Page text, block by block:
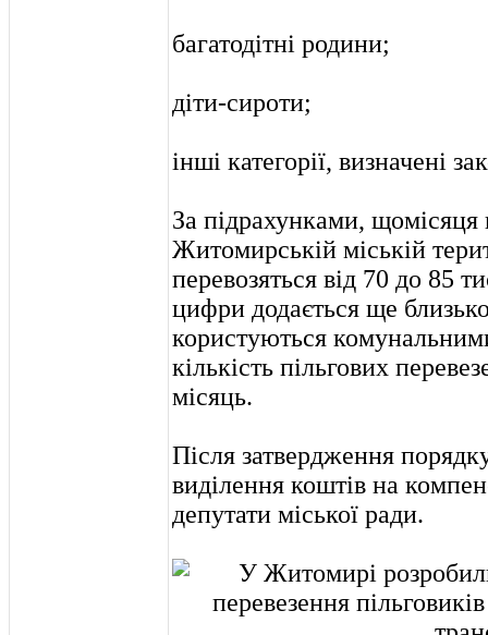
багатодітні родини;
діти-сироти;
інші категорії, визначені
За підрахунками,
Житомирській міській
перевозяться від 70 до 85
цифри додається ще
користуються
кількість пільгових
місяць.
Після затвердження
виділення коштів на
депутати міської ради.